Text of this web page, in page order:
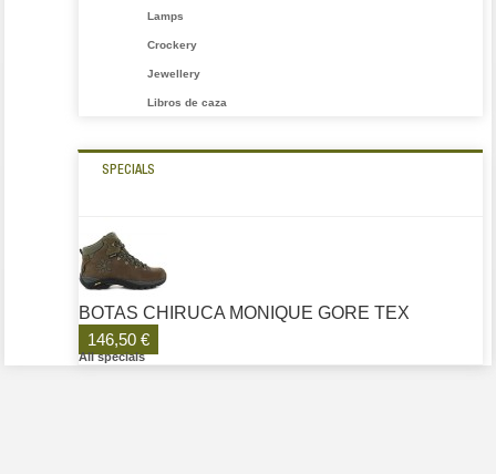
Lamps
Crockery
Jewellery
Libros de caza
SPECIALS
BOTAS CHIRUCA MONIQUE GORE TEX
146,50 €
All specials